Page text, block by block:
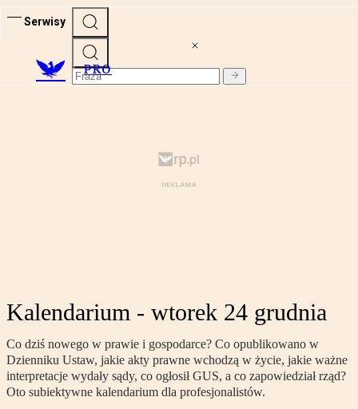
Serwisy
PRO
Kalendarium - wtorek 24 grudnia
Co dziś nowego w prawie i gospodarce? Co opublikowano w
Dzienniku Ustaw, jakie akty prawne wchodzą w życie, jakie ważne
interpretacje wydały sądy, co ogłosił GUS, a co zapowiedział rząd?
Oto subiektywne kalendarium dla profesjonalistów.